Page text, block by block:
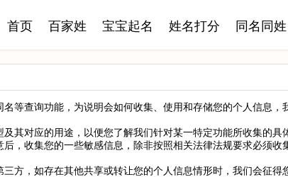
首页 百家姓 宝宝起名 姓名打分 同名同姓
等查询功能，为说明会如何收集、使用和存储您的个人信息
其对应的用途，以便您了解我们针对某一特定功能所收集的具
，收集您的一些敏感信息，除非按照相关法律法规要求必须
方，如存在其他共享或转让您的个人信息情形时，我们会征得